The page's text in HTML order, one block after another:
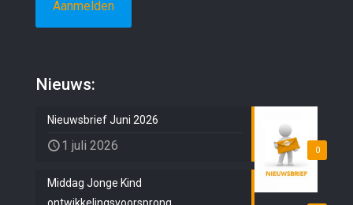
Nieuws:
0
Nieuwsbrief Juni 2026
1 juli 2026
Middag Jonge Kind